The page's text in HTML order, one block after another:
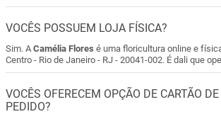
VOCÊS POSSUEM LOJA FÍSICA?
Sim. A Camélia Flores é uma floricultura online e
Centro - Rio de Janeiro - RJ - 20041-002. É dali que
VOCÊS OFERECEM OPÇÃO DE CARTÃO
PEDIDO?